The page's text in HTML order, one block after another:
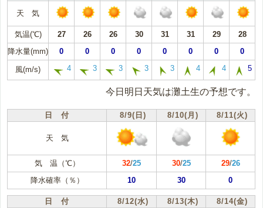
天 気
気温(℃) 27 26 26 30 31 31 29
28
降水量(mm)
0 0 0 0 0 0 0 0
風(m/s) 4 3 3 3 3 4 4 5
今日明日天気は灘土生の予想です。
日 付 8/9(日) 8/10(月) 8/11(火)
天 気
気 温（℃） 32/25 30/25 29/26
降水確率（％）
10 30 0
日 付 8/12(水) 8/13(木) 8/14(金)